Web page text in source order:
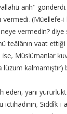
anh"
vermedi. (Müellefe-
vermedin? diye
teâlânın vaat
Müslümanlar
kalmamıştır)
yani
Sıddîk-ı